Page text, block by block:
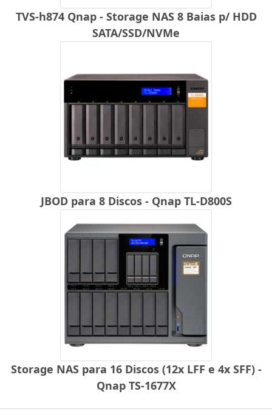
TVS-h874 Qnap - Storage NAS 8 Baias p/ HDD
SATA/SSD/NVMe
JBOD para 8 Discos - Qnap TL-D800S
Storage NAS para 16 Discos (12x LFF e 4x SFF) -
Qnap TS-1677X